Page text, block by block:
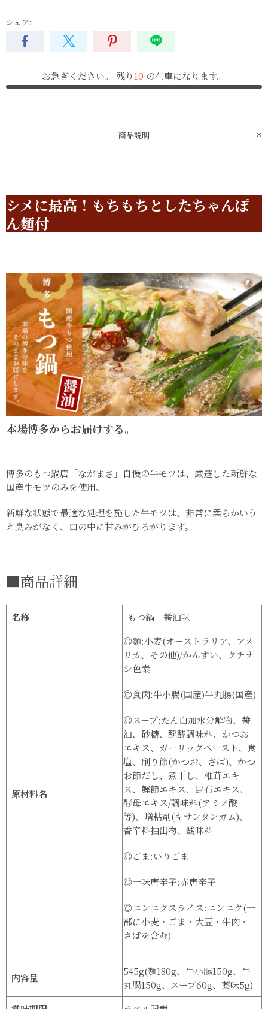
シェア:
お急ぎください。​ 残り10 の​在庫に​なります。
商品説明
シメに​最高！ ​もちもちとしたちゃん​ぽ
ん麵付
本場博​多から​お届けする。
博多のもつ鍋店「ながまさ」自慢の牛モツは、厳選した新鮮な
国産牛モツのみを使用。
新鮮な状態で最適な処理を施した牛モツは、非常に柔らかいう
え臭みがなく、口の中に甘みがひろがります。
■商品詳細
名称 もつ鍋 醬油味
原材料名
◎麵:小麦(オーストラリア、アメ
リカ、その他)/かんすい、クチナ
シ色素
◎食肉:牛小腸(国産)牛丸腸(国産)
◎スープ:たん白加水分解物、醬
油、砂糖、醗酵調味料、かつお
エキス、ガーリックペースト、食
塩、削り節(かつお、さば)、かつ
お節だし、煮干し、椎茸エキ
ス、鰹節エキス、昆布エキス、
酵母エキス/調味料(アミノ酸
等)、増粘剤(キサンタンガム)、
香辛料抽出物、酸味料
◎ごま:いりごま
◎一味唐辛子:赤唐辛子
◎ニンニクスライス:ニンニク(一
部に小麦・ごま・大豆・牛肉・
さばを含む)
内容量
545g(麵180g、牛小腸150g、牛
丸腸150g、スープ60g、薬味5g)